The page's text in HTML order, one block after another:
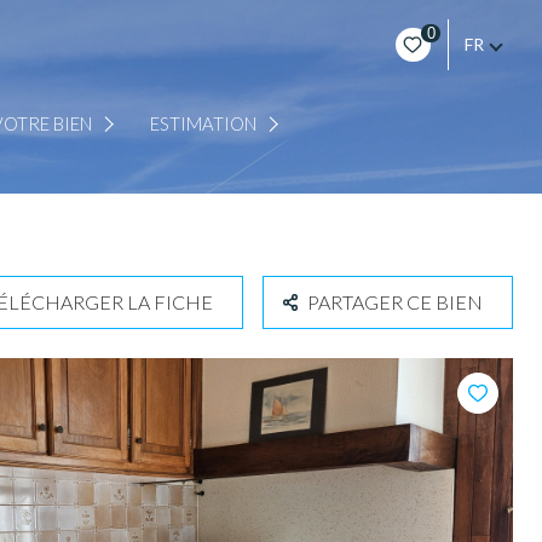
0
FR
BIEN ESTIMATION
EN LIGNE
A DOMICILE SUR RENDEZ-VOUS
LA FICHE PARTAGER CE BIEN